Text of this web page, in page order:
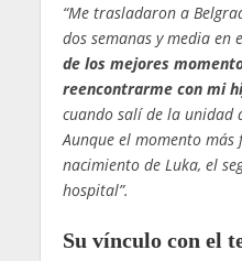
“Me trasladaron a
dos semanas y media en
de los mejores
reencontrarme con mi
cuando salí de la unidad
Aunque el momento más
nacimiento de Luka, el
hospital”.
Su vínculo con el